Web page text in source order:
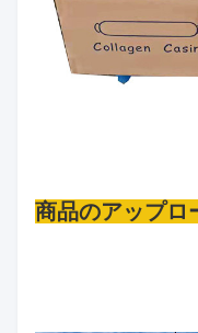
商品のアップロ